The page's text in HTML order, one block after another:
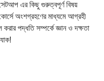
এর কিছু গুরুত্বপূর্ণ বিষয়
অংশগ্রহণের মাধ্যমে আগ্রহী
পদ্ধতি সম্পর্কে জ্ঞান ও দক্ষতা